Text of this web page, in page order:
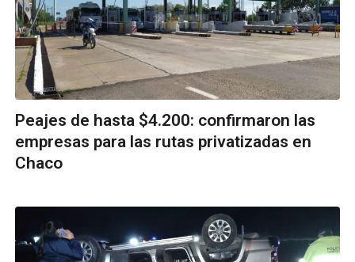
Peajes de hasta $4.200: confirmaron las
empresas para las rutas privatizadas en
Chaco